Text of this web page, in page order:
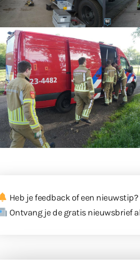
Heb je feedback of een nieuwstip?
Ontvang je de gratis nieuwsbrief